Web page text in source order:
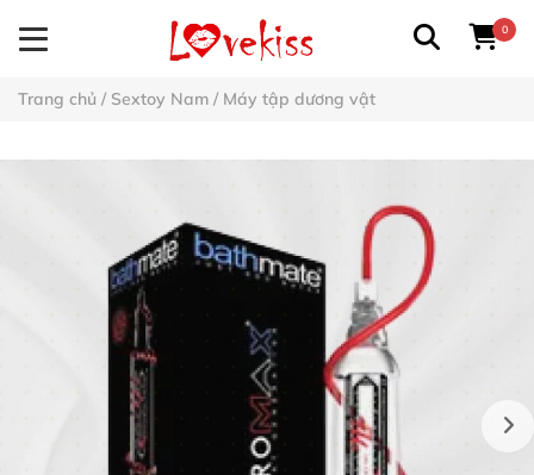
0
Trang chủ / Sextoy Nam / Máy tập dương vật